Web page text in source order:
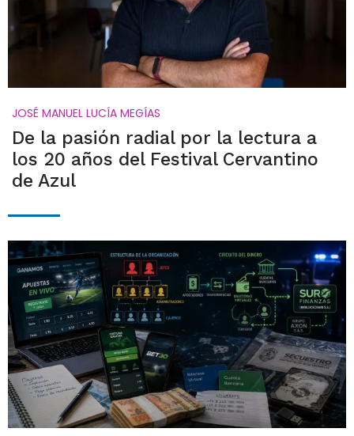
JOSÉ MANUEL LUCÍA MEGÍAS
De la pasión radial por la lectura a
los 20 años del Festival Cervantino
de Azul